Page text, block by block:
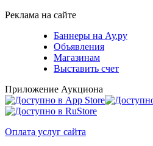
Реклама на сайте
Баннеры на Ау.ру
Объявления
Магазинам
Выставить счет
Приложение Аукциона
Оплата услуг сайта